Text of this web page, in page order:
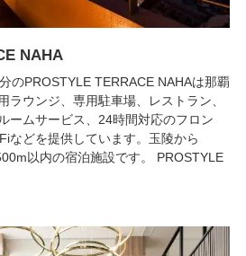
NAHA
のPROSTYLE TERRACE NAHAは那覇
ラウンジ、専用駐車場、レストラン、
ームサービス、24時間対応のフロン
などを提供しています。玉陵から
以内の宿泊施設です。 PROSTYLE